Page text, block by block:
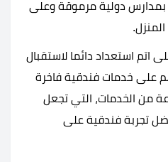
بمدارس دولية مرموقة وعلى
اتم استعداد دائما لاستقبال
على خدمات فندقية فاخرة
من الخدمات، التي تجعل
تجربة فندقية على